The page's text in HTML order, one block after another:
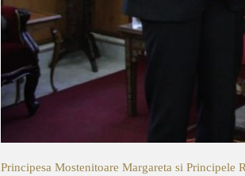
Principesa Mostenitoare Margareta si